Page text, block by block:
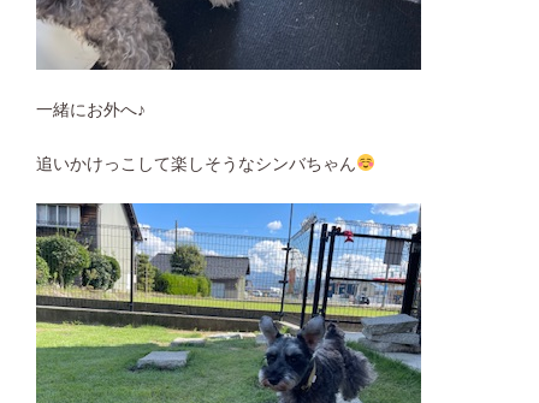
一緒にお外へ♪
追いかけっこして楽しそうなシンバちゃん